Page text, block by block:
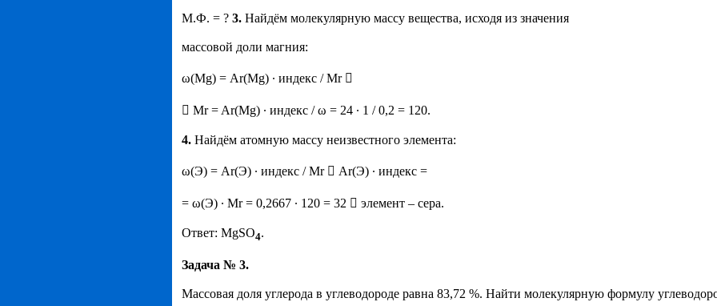
М.Ф. = ? 3. Найдём молекулярную массу вещества, исходя из значения
массовой доли магния:
ω(Mg) = Ar(Mg) ∙ индекс / Mr 
 Mr = Ar(Mg) ∙ индекс / ω = 24 ∙ 1 / 0,2 = 120.
4. Найдём атомную массу неизвестного элемента:
ω(Э) = Ar(Э) ∙ индекс / Mr  Ar(Э) ∙ индекс =
= ω(Э) ∙ Мr = 0,2667 ∙ 120 = 32  элемент – сера.
Ответ: MgSO4.
Задача № 3.
Массовая доля углерода в углеводороде равна 83,72 %. Найти молекулярную формулу